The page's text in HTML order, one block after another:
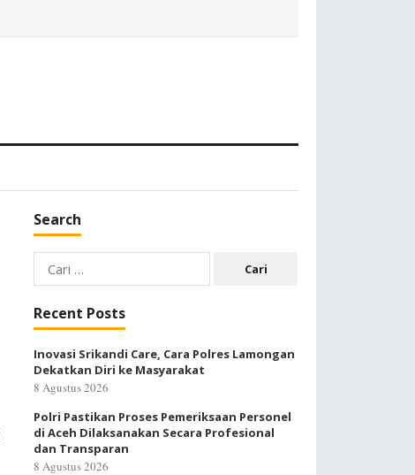
Search
Cari
untuk:
Recent Posts
Inovasi Srikandi Care, Cara Polres Lamongan
Dekatkan Diri ke Masyarakat
8 Agustus 2026
Polri Pastikan Proses Pemeriksaan Personel
di Aceh Dilaksanakan Secara Profesional
dan Transparan
8 Agustus 2026